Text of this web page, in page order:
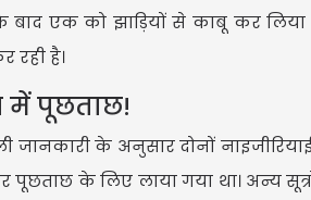
एक को झाड़ियों से काबू कर
रही है।
पूछताछ!
जानकारी के अनुसार दोनों
पूछताछ के लिए लाया गया था। अन्य